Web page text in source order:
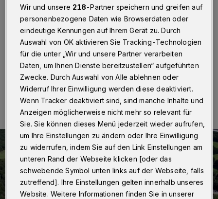
Wuppertal·In der Justizvollzugsanstalt Wuppertal-
Ronsdorf hat sich ein 17-jähriger Gefangener am
Samstagnachmittag (11. Juni 2016) in seiner Zelle das
Leben genommen.
13.06.2016 , 12:07 Uhr Eine Minute Lesezeit
Wir und unsere 218-Partner speichern und greifen auf
personenbezogene Daten wie Browserdaten oder
eindeutige Kennungen auf Ihrem Gerät zu. Durch
Auswahl von OK aktivieren Sie Tracking-Technologien
für die unter „Wir und unsere Partner verarbeiten
Daten, um Ihnen Dienste bereitzustellen“ aufgeführten
Zwecke. Durch Auswahl von Alle ablehnen oder
Widerruf Ihrer Einwilligung werden diese deaktiviert.
Wenn Tracker deaktiviert sind, sind manche Inhalte und
Anzeigen möglicherweise nicht mehr so relevant für
Sie. Sie können dieses Menü jederzeit wieder aufrufen,
um Ihre Einstellungen zu ändern oder Ihre Einwilligung
zu widerrufen, indem Sie auf den Link Einstellungen am
unteren Rand der Webseite klicken [oder das
schwebende Symbol unten links auf der Webseite, falls
zutreffend]. Ihre Einstellungen gelten innerhalb unseres
Website. Weitere Informationen finden Sie in unserer